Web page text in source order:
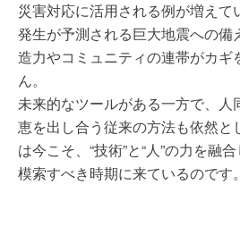
災害対応に活用される例が増えて
発生が予測される巨大地震への備
造力やコミュニティの連帯がカギ
ん。
未来的なツールがある一方で、人
恵を出し合う従来の方法も依然と
は今こそ、“技術”と“人”の力を融
模索すべき時期に来ているのです。